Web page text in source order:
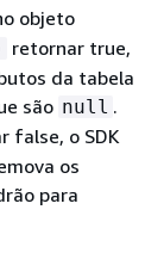
objeto
retornar true,
da tabela
são null .
false, o SDK
os
para